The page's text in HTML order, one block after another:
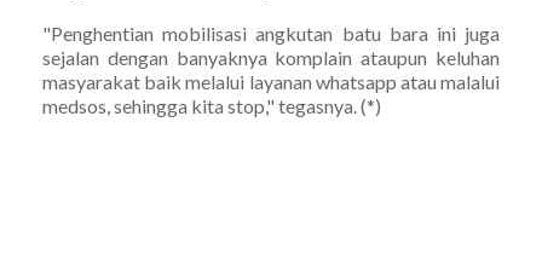
"Penghentian mobilisasi angkutan batu bara ini juga
sejalan dengan banyaknya komplain ataupun keluhan
masyarakat baik melalui layanan whatsapp atau malalui
medsos, sehingga kita stop," tegasnya. (*)